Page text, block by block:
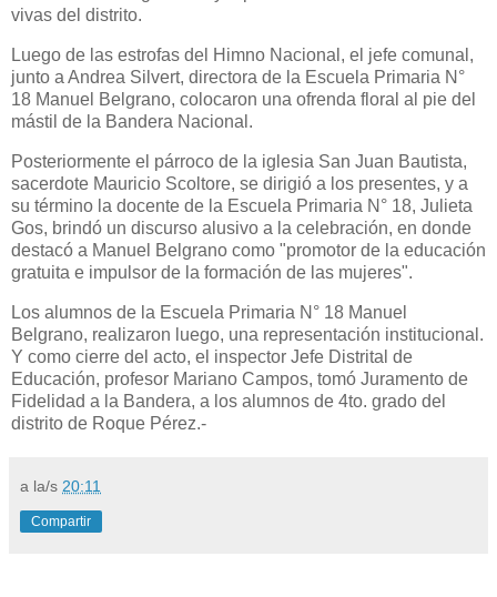
vivas del distrito.
Luego de las estrofas del Himno Nacional, el jefe comunal,
junto a Andrea Silvert, directora de la Escuela Primaria N°
18 Manuel Belgrano, colocaron una ofrenda floral al pie del
mástil de la Bandera Nacional.
Posteriormente el párroco de la iglesia San Juan Bautista,
sacerdote Mauricio Scoltore, se dirigió a los presentes, y a
su término la docente de la Escuela Primaria N° 18, Julieta
Gos, brindó un discurso alusivo a la celebración, en donde
destacó a Manuel Belgrano como "promotor de la educación
gratuita e impulsor de la formación de las mujeres".
Los alumnos de la Escuela Primaria N° 18 Manuel
Belgrano, realizaron luego, una representación institucional.
Y como cierre del acto, el inspector Jefe Distrital de
Educación, profesor Mariano Campos, tomó Juramento de
Fidelidad a la Bandera, a los alumnos de 4to. grado del
distrito de Roque Pérez.-
a la/s 20:11
Compartir